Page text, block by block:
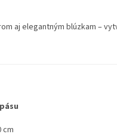
aj elegantným blúzkam –
cm